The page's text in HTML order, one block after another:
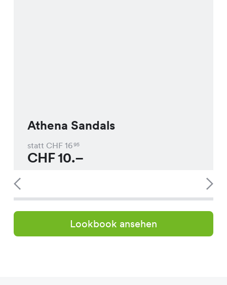
Athena Sandals
statt CHF 1695
CHF10.–
Lookbook ansehen